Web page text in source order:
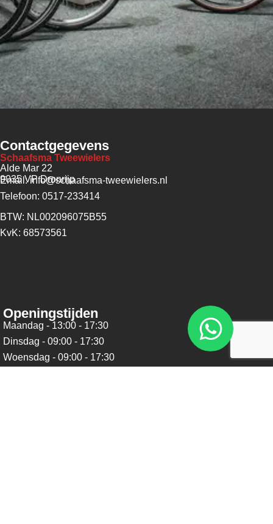
Contactgegevens
Schaafsma Tweewielers
Alde Mar 22
9035 VP Dronrijp
Email: info@schaafsma-tweewielers.nl
Telefoon: 0517-233414
BTW: NL002096075B55
KvK: 68573561
Openingstijden
Maandag - 13:00 - 17:30
Dinsdag - 09:00 - 17:30
Woensdag - 09:00 - 17:30